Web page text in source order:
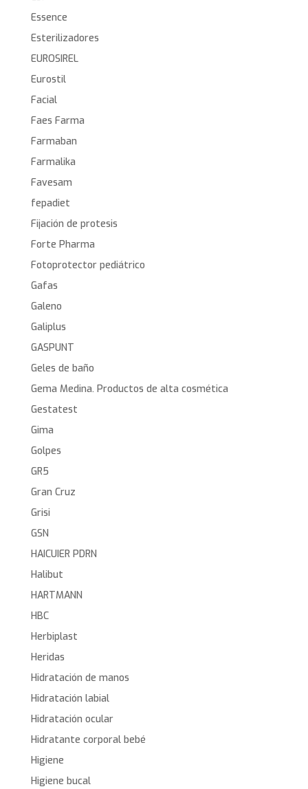
Essence
Esterilizadores
EUROSIREL
Eurostil
Facial
Faes Farma
Farmaban
Farmalika
Favesam
fepadiet
Fijación de protesis
Forte Pharma
Fotoprotector pediátrico
Gafas
Galeno
Galiplus
GASPUNT
Geles de baño
Gema Medina. Productos de alta cosmética
Gestatest
Gima
Golpes
GR5
Gran Cruz
Grisi
GSN
HAICUIER PDRN
Halibut
HARTMANN
HBC
Herbiplast
Heridas
Hidratación de manos
Hidratación labial
Hidratación ocular
Hidratante corporal bebé
Higiene
Higiene bucal